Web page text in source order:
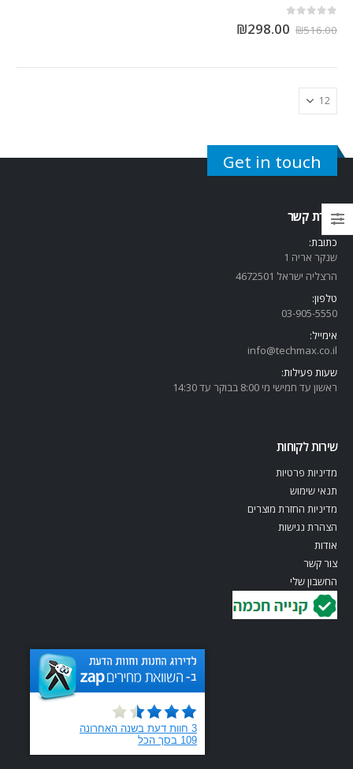
₪516.00
₪298.00
Get in touch
יצירת קשר
כתובת:
שנקר אריה 1
הרצליה ישראל 4672501
טלפון:
03-905-5550
אימייל:
info@techmax.co.il
שעות פעילות:
ראשון עד חמישי מי 8:00 בבוקר עד 14:30
שירות לקוחות
מדיניות פרטיות
תנאי שימוש
מדיניות החזרת מוצרים
הצהרת נגישות
אודות
צור קשר
החשבון שלי